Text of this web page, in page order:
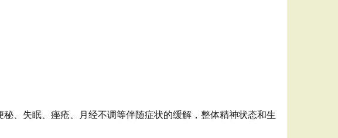
、失眠、痤疮、月经不调等伴随症状的缓解，整体精神状态和生